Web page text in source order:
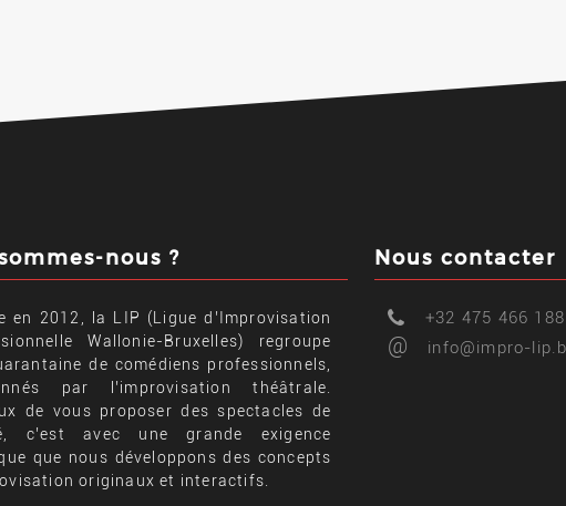
nous ?
en 2012, la LIP (Ligue d’Improvisation
Wallonie-Bruxelles) regroupe
de comédiens professionnels,
par l’improvisation théâtrale.
de vous proposer des spectacles de
c’est avec une grande exigence
que nous développons des concepts
originaux et interactifs.
Nous contacter
+32 475 466 188
@ info@impro-